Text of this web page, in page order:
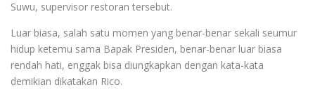
Suwu, supervisor restoran tersebut.
Luar biasa, salah satu momen yang benar-benar sekali seumur
hidup ketemu sama Bapak Presiden, benar-benar luar biasa
rendah hati, enggak bisa diungkapkan dengan kata-kata
demikian dikatakan Rico.